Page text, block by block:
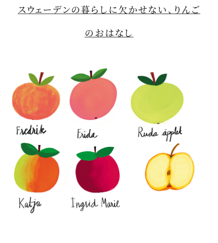
スウェーデンの暮らしに欠かせない、りんご
のおはなし